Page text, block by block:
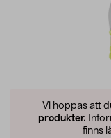
Vi hoppas att
produkter.
finns